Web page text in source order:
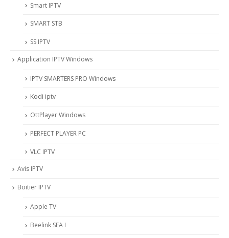
Smart IPTV
SMART STB
SS IPTV
Application IPTV Windows
IPTV SMARTERS PRO Windows
Kodi iptv
OttPlayer Windows
PERFECT PLAYER PC
VLC IPTV
Avis IPTV
Boitier IPTV
Apple TV
Beelink SEA I